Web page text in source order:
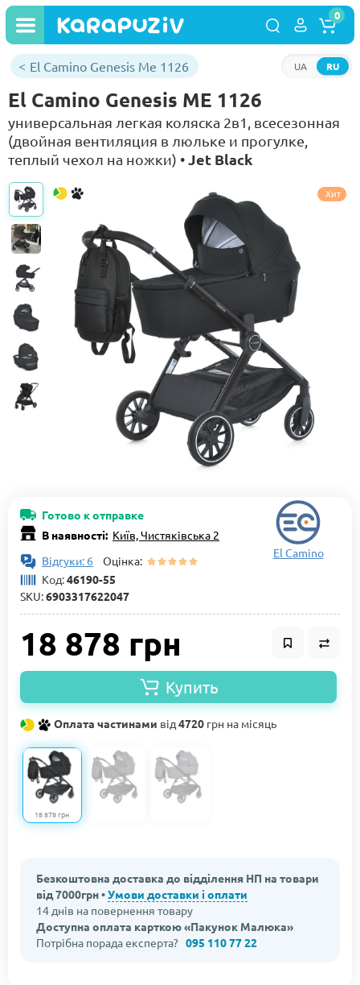
RU
UA
0
El Camino Genesis Me 1126
El Camino Genesis ME 1126
универсальная легкая коляска 2в1, всесезонная
(двойная вентиляция в люльке и прогулке,
теплый чехол на ножки) •Jet Black
Хит
Готово к отправке
В наявності: Київ, Чистяківська 2
Відгуки: 6 Оцінка:
Код:46190-55
SKU:6903317622047
El Camino
18 878 грн
Купить
Оплата частинами від4720 грн на місяць
18 878 грн
Безкоштовна доставка до відділення НП на товари
від 7000грн •Умови доставки і оплати
14 днів на повернення товару
Доступна оплата карткою «Пакунок Малюка»
Потрібна порада експерта? 095 110 77 22